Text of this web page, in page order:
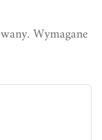
Wymagane